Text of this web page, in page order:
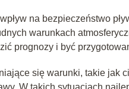
na bezpieczeństwo
warunkach
prognozy i być
się warunki, takie jak
W takich sytuacjach